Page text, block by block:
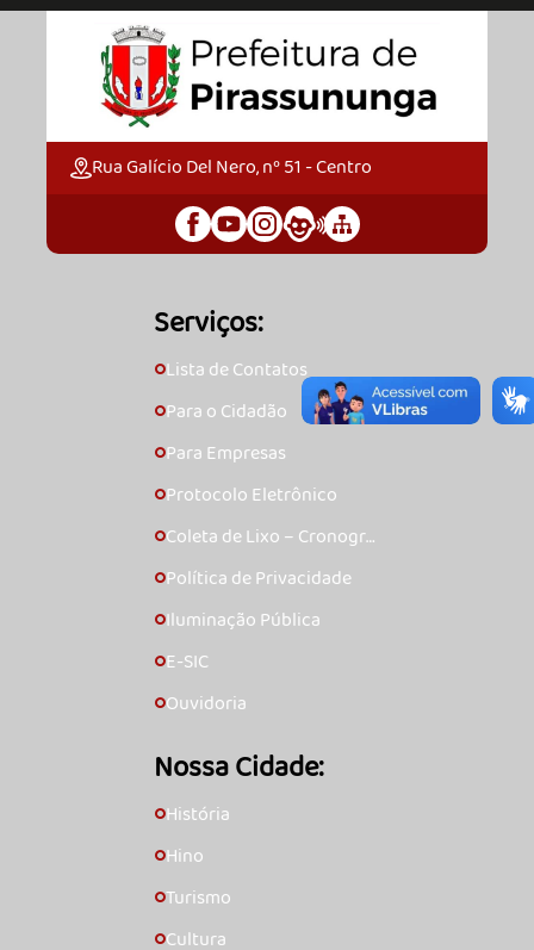
Rua Galício Del Nero, nº 51 - Centro
Serviços:
🞇Lista de Contatos
🞇Para o Cidadão
🞇Para Empresas
🞇Protocolo Eletrônico
🞇Coleta de Lixo – Cronogra
🞇Política de Privacidade
🞇Iluminação Pública
🞇E-SIC
🞇Ouvidoria
Nossa Cidade:
🞇História
🞇Hino
🞇Turismo
🞇Cultura